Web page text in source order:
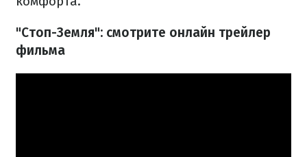
"Стоп-Земля": смотрите онлайн трейлер
фильма